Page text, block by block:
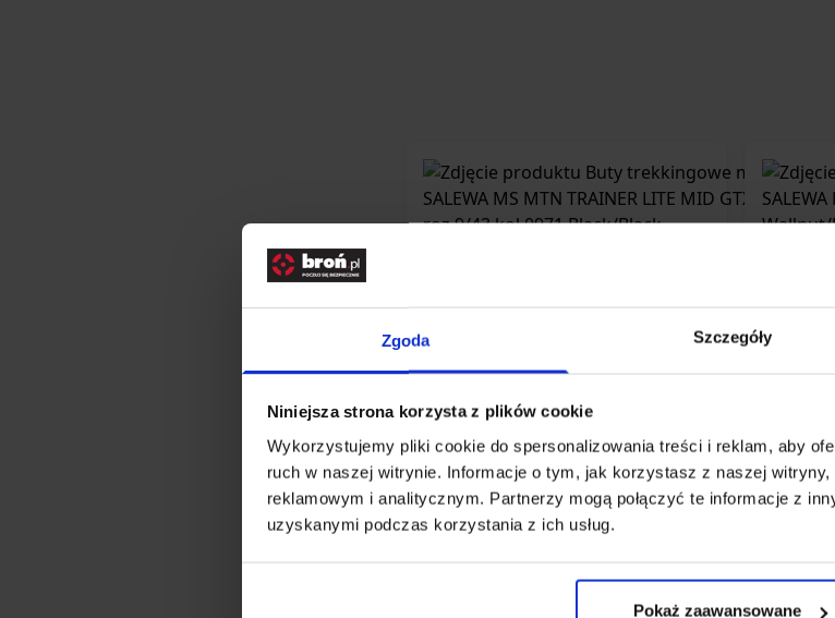
Zgoda Szczegóły
Niniejsza strona korzysta z plików cookie
Wykorzystujemy pliki cookie do spersonalizowania treści i reklam, aby
ruch w naszej witrynie. Informacje o tym, jak korzystasz z naszej
reklamowym i analitycznym. Partnerzy mogą połączyć te informacje z
uzyskanymi podczas korzystania z ich usług.
Pokaż zaawansowane
Buty trekkingowe męskie SALEWA MS
MTN TRAINER LITE MID GTX roz.9/43
kol.0971 Black/Black
674,00 zł
Brak w magazynie Brak